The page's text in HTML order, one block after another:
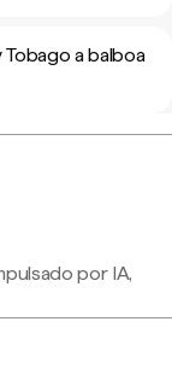
a balboa
por IA,